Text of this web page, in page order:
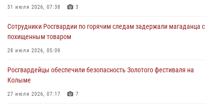
31 июля 2026, 07:38 3
Сотрудники Росгвардии по горячим следам задержали магаданца с
похищенным товаром
28 июля 2026, 05:09
Росгвардейцы обеспечили безопасность Золотого фестиваля на
Колыме
27 июля 2026, 07:17 7